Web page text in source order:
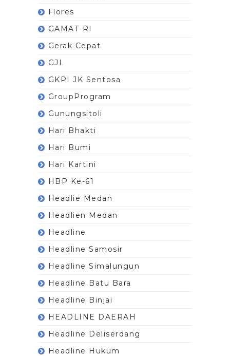
Flores
GAMAT-RI
Gerak Cepat
GJL
GKPI JK Sentosa
GroupProgram
Gunungsitoli
Hari Bhakti
Hari Bumi
Hari Kartini
HBP Ke-61
Headlie Medan
Headlien Medan
Headline
Headline Samosir
Headline Simalungun
Headline Batu Bara
Headline Binjai
HEADLINE DAERAH
Headline Deliserdang
Headline Hukum